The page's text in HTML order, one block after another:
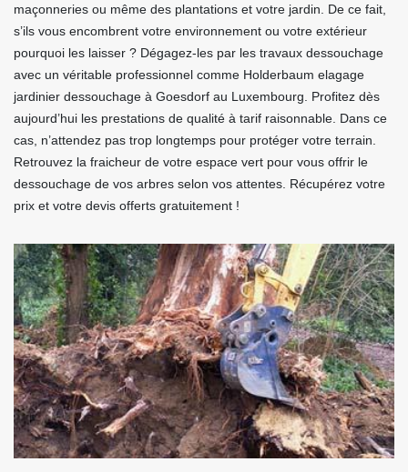
maçonneries ou même des plantations et votre jardin. De ce fait,
s’ils vous encombrent votre environnement ou votre extérieur
pourquoi les laisser ? Dégagez-les par les travaux dessouchage
avec un véritable professionnel comme Holderbaum elagage
jardinier dessouchage à Goesdorf au Luxembourg. Profitez dès
aujourd’hui les prestations de qualité à tarif raisonnable. Dans ce
cas, n’attendez pas trop longtemps pour protéger votre terrain.
Retrouvez la fraicheur de votre espace vert pour vous offrir le
dessouchage de vos arbres selon vos attentes. Récupérez votre
prix et votre devis offerts gratuitement !